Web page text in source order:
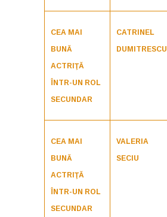
CEA MAI
BUNĂ
ACTRIŢĂ
ÎNTR-UN ROL
SECUNDAR
CATRINEL
DUMITRESCU
CEA MAI
BUNĂ
ACTRIŢĂ
ÎNTR-UN ROL
SECUNDAR
VALERIA
SECIU